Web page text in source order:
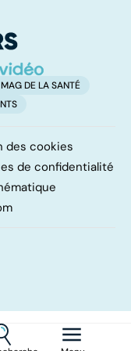
?
DE LA SANTÉ
des cookies
de confidentialité